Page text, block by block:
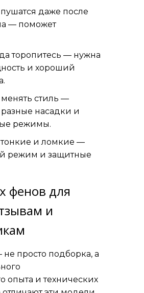
даже после
— поможет
торопитесь — нужна
и хороший
стиль —
насадки и
режимы.
и ломкие —
режим и защитные
фенов для
и
просто подборка, а
опыта и технических